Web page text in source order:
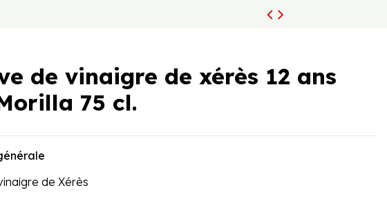
de vinaigre de xérès 12 ans
75 cl.
de Xérès